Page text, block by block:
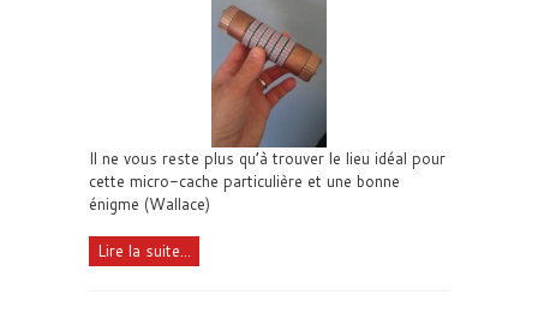
Il ne vous reste plus qu’à trouver le lieu idéal pour
cette micro-cache particulière et une bonne
énigme (Wallace)
Lire la suite...